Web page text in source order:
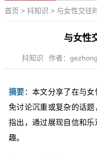
首页 > 抖知识 > 与女性交往
与女性
抖知识 作者：gezhong
摘要：本文分享了在与
免讨论沉重或复杂的话
指出，通过展现自信和
趣。